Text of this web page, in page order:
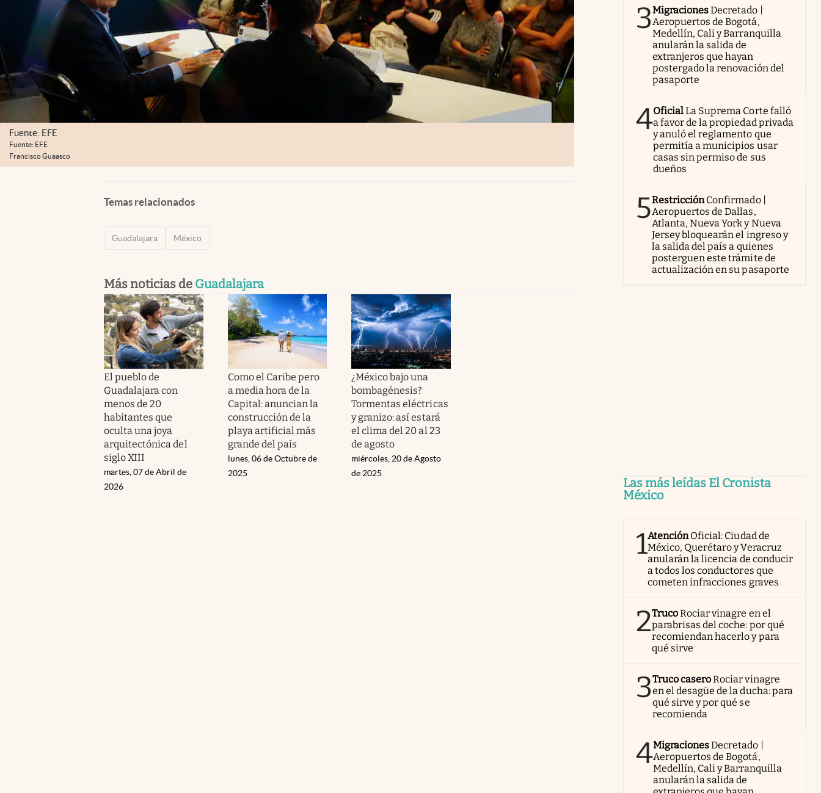
Fuente: EFE
Fuente: EFE
Francisco Guaasco
Temas relacionados
Guadalajara México
Más noticias de Guadalajara
El pueblo de
Guadalajara con
menos de 20
habitantes que
oculta una joya
arquitectónica del
siglo XIII
martes, 07 de Abril de
2026
Como el Caribe pero
a media hora de la
Capital: anuncian la
construcción de la
playa artificial más
grande del país
lunes, 06 de Octubre de
2025
¿México bajo una
bombagénesis?
Tormentas eléctricas
y granizo: así estará
el clima del 20 al 23
de agosto
miércoles, 20 de Agosto
de 2025
3MigracionesDecretado |
Aeropuertos de Bogotá,
Medellín, Cali y Barranquilla
anularán la salida de
extranjeros que hayan
postergado la renovación del
pasaporte
4OficialLa Suprema Corte falló
a favor de la propiedad privada
y anuló el reglamento que
permitía a municipios usar
casas sin permiso de sus
dueños
5RestricciónConfirmado |
Aeropuertos de Dallas,
Atlanta, Nueva York y Nueva
Jersey bloquearán el ingreso y
la salida del país a quienes
posterguen este trámite de
actualización en su pasaporte
Las más leídas El Cronista
México
1AtenciónOficial: Ciudad de
México, Querétaro y Veracruz
anularán la licencia de conducir
a todos los conductores que
cometen infracciones graves
2TrucoRociar vinagre en el
parabrisas del coche: por qué
recomiendan hacerlo y para
qué sirve
3Truco caseroRociar vinagre
en el desagüe de la ducha: para
qué sirve y por qué se
recomienda
4MigracionesDecretado |
Aeropuertos de Bogotá,
Medellín, Cali y Barranquilla
anularán la salida de